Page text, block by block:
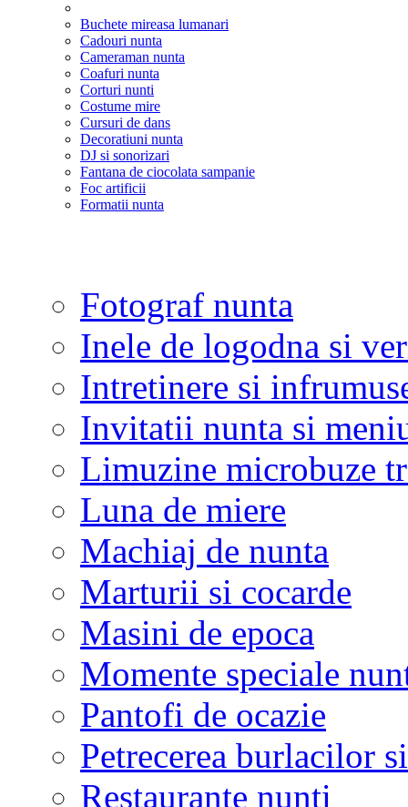
Buchete mireasa lumanari
Cadouri nunta
Cameraman nunta
Coafuri nunta
Corturi nunti
Costume mire
Cursuri de dans
Decoratiuni nunta
DJ si sonorizari
Fantana de ciocolata sampanie
Foc artificii
Formatii nunta
Fotograf nunta
Inele de logodna si
Intretinere si
Invitatii nunta si
Limuzine microbuze
Luna de miere
Machiaj de nunta
Marturii si cocarde
Masini de epoca
Momente speciale
Pantofi de ocazie
Petrecerea burlacilor
Restaurante nunti